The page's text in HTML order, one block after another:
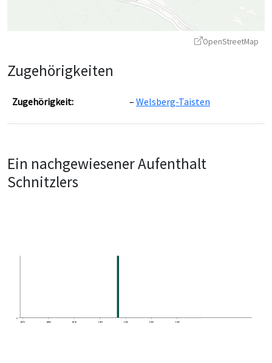
OpenStreetMap
Zugehörigkeiten
Zugehörigkeit: Welsberg-Taisten
Ein nachgewiesener Aufenthalt
Schnitzlers
0
1870
1880 1890 1900 1910 1920 1930